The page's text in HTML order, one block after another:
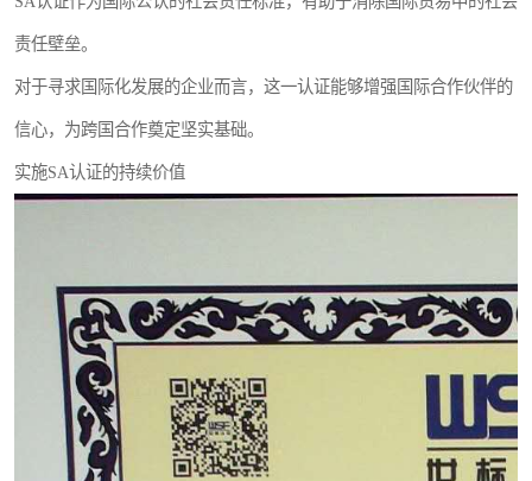
责任壁垒。
对于寻求国际化发展的企业而言，这一认证能够增强国际合作伙伴的
信心，为跨国合作奠定坚实基础。
实施SA认证的持续价值